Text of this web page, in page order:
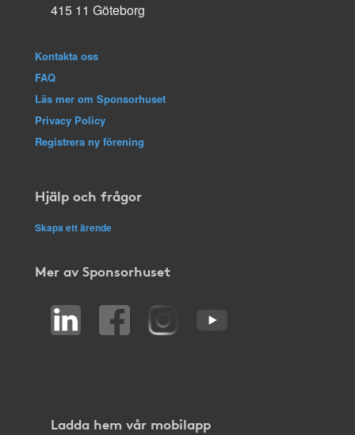
415 11 Göteborg
Kontakta oss
FAQ
Läs mer om Sponsorhuset
Privacy Policy
Registrera ny förening
Hjälp och frågor
Skapa ett ärende
Mer av Sponsorhuset
Ladda hem vår mobilapp